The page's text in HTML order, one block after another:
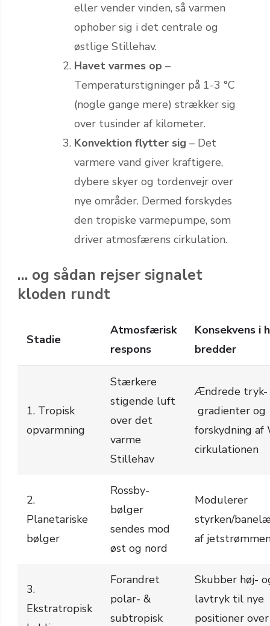
eller vender vinden, så varmen
ophober sig i det centrale og
østlige Stillehav.
Havet varmes op –
Temperaturstigninger på 1-3 °C
(nogle gange mere) strækker sig
over tusinder af kilometer.
Konvektion flytter sig – Det
varmere vand giver kraftigere,
dybere skyer og tordenvejr over
nye områder. Dermed forskydes
den tropiske varmepumpe, som
driver atmosfærens cirkulation.
… og sådan rejser signalet
kloden rundt
Stadie
Atmosfærisk
respons
Konsekvens i
bredder
1. Tropisk
opvarmning
Stærkere
stigende luft
over det
varme
Stillehav
Ændrede tryk-
gradienter og
forskydning af
cirkulationen
2.
Planetariske
bølger
Rossby-
bølger
sendes mod
øst og nord
Modulerer
styrken/
af
3.
Ekstratropisk
Forandret
polar- &
subtropisk
Skubber høj-
lavtryk til nye
positioner over